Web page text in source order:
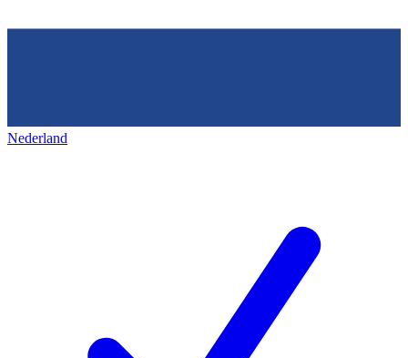
Nederland